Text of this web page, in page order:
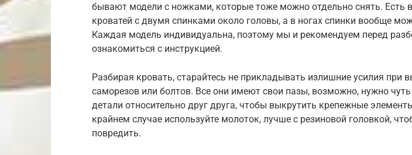
бывают модели с ножками, которые тоже можно отдельно снять. Есть
кроватей с двумя спинками около головы, а в ногах спинки вообще
Каждая модель индивидуальна, поэтому мы и рекомендуем перед
ознакомиться с инструкцией.
Разбирая кровать, старайтесь не прикладывать излишние усилия при
саморезов или болтов. Все они имеют свои пазы, возможно, нужно чуть
детали относительно друг друга, чтобы выкрутить крепежные
крайнем случае используйте молоток, лучше с резиновой головкой,
повредить.